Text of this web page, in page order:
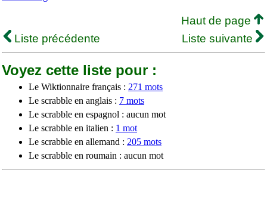
Haut de page
Liste précédente
Liste suivante
Voyez cette liste pour :
Le Wiktionnaire français : 271 mots
Le scrabble en anglais : 7 mots
Le scrabble en espagnol : aucun mot
Le scrabble en italien : 1 mot
Le scrabble en allemand : 205 mots
Le scrabble en roumain : aucun mot